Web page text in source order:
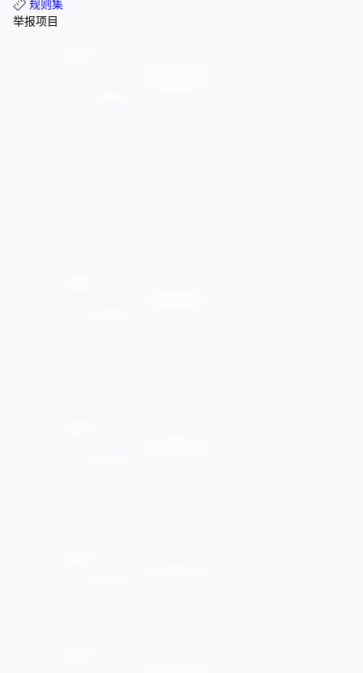
规则集
举报项目